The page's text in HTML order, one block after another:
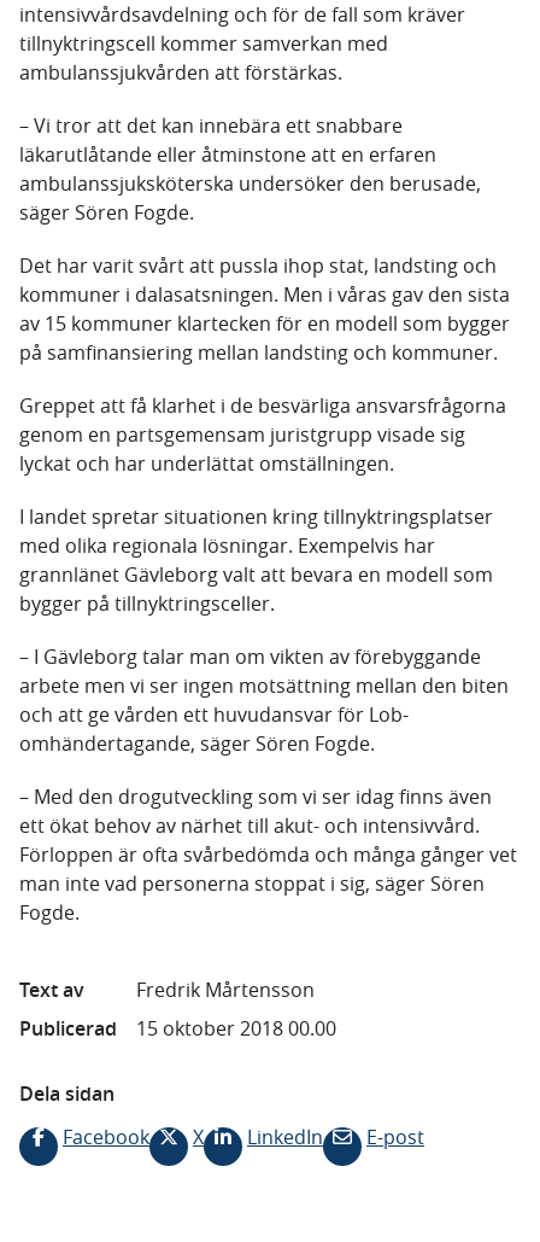
intensivvårdsavdelning och för de fall som kräver
tillnyktringscell kommer samverkan med
ambulanssjukvården att förstärkas.
– Vi tror att det kan innebära ett snabbare
läkarutlåtande eller åtminstone att en erfaren
ambulanssjuksköterska undersöker den berusade,
säger Sören Fogde.
Det har varit svårt att pussla ihop stat, landsting och
kommuner i dalasatsningen. Men i våras gav den sista
av 15 kommuner klartecken för en modell som bygger
på samfinansiering mellan landsting och kommuner.
Greppet att få klarhet i de besvärliga ansvarsfrågorna
genom en partsgemensam juristgrupp visade sig
lyckat och har underlättat omställningen.
I landet spretar situationen kring tillnyktringsplatser
med olika regionala lösningar. Exempelvis har
grannlänet Gävleborg valt att bevara en modell som
bygger på tillnyktringsceller.
– I Gävleborg talar man om vikten av förebyggande
arbete men vi ser ingen motsättning mellan den biten
och att ge vården ett huvudansvar för Lob-
omhändertagande, säger Sören Fogde.
– Med den drogutveckling som vi ser idag finns även
ett ökat behov av närhet till akut- och intensivvård.
Förloppen är ofta svårbedömda och många gånger vet
man inte vad personerna stoppat i sig, säger Sören
Fogde.
Text av
Fredrik Mårtensson
Publicerad
15 oktober 2018 00.00
Dela sidan
Facebook
X LinkedIn E-post